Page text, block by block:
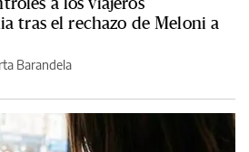
tras el rechazo de Meloni a
Barandela